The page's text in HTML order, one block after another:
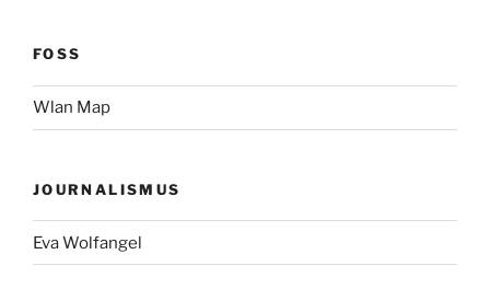
FOSS
Wlan Map
JOURNALISMUS
Eva Wolfangel